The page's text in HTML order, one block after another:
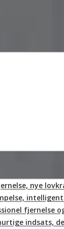
nye
fjernelse
indsats,